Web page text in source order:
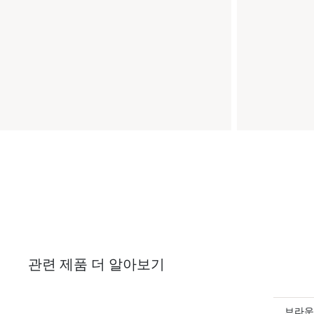
관련 제품 더 알아보기
브라